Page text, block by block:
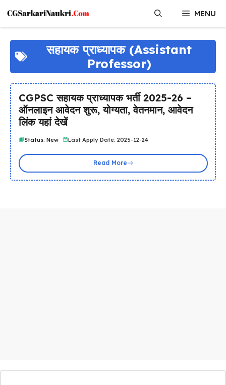
content
MENU
सहायक प्राध्यापक (Assistant
Professor)
CGPSC सहायक प्राध्यापक भर्ती 2025-26 –
ऑनलाइन आवेदन शुरू, योग्यता, वेतनमान, आवेदन
लिंक यहां देखें
Status: New Last Apply Date: 2025-12-24
Read More